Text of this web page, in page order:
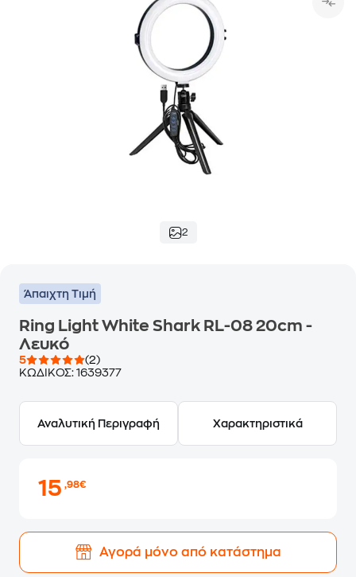
2
Άπαιχτη Τιμή
Ring Light White Shark RL-08 20cm -
Λευκό
5
(2)
ΚΩΔΙΚΟΣ: 1639377
Αναλυτική Περιγραφή Χαρακτηριστικά
15,98€
Αγορά μόνο από κατάστημα